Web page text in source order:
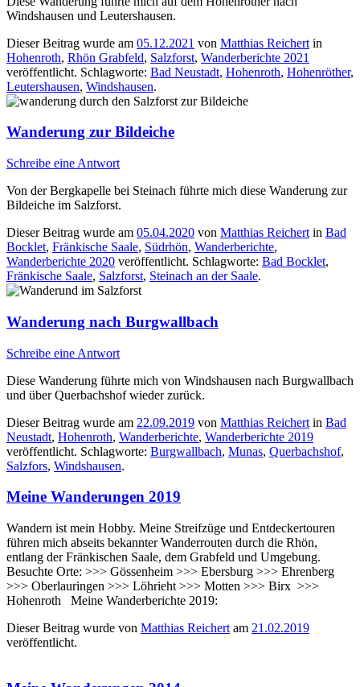
Windshausen und Leutershausen.
Dieser Beitrag wurde am 05.12.2021 von Matthias Reichert in
Hohenroth, Rhön Grabfeld, Salzforst, Wanderberichte 2021
veröffentlicht. Schlagworte: Bad Neustadt, Hohenroth, Hohenröther,
Leutershausen, Windshausen.
Wanderung zur Bildeiche
Schreibe eine Antwort
Von der Bergkapelle bei Steinach führte mich diese Wanderung zur
Bildeiche im Salzforst.
Dieser Beitrag wurde am 05.04.2020 von Matthias Reichert in Bad
Bocklet, Fränkische Saale, Südrhön, Wanderberichte,
Wanderberichte 2020 veröffentlicht. Schlagworte: Bad Bocklet,
Fränkische Saale, Salzforst, Steinach an der Saale.
Wanderung nach Burgwallbach
Schreibe eine Antwort
Diese Wanderung führte mich von Windshausen nach Burgwallbach
und über Querbachshof wieder zurück.
Dieser Beitrag wurde am 22.09.2019 von Matthias Reichert in Bad
Neustadt, Hohenroth, Wanderberichte, Wanderberichte 2019
veröffentlicht. Schlagworte: Burgwallbach, Munas, Querbachshof,
Salzfors, Windshausen.
Meine Wanderungen 2019
Wandern ist mein Hobby. Meine Streifzüge und Entdeckertouren
führen mich abseits bekannter Wanderrouten durch die Rhön,
entlang der Fränkischen Saale, dem Grabfeld und Umgebung.
Besuchte Orte: >>> Gössenheim >>> Ebersburg >>> Ehrenberg
>>> Oberlauringen >>> Löhrieht >>> Motten >>> Birx >>>
Hohenroth Meine Wanderberichte 2019:
Dieser Beitrag wurde von Matthias Reichert am 21.02.2019
veröffentlicht.